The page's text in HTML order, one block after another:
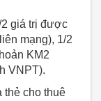
2 giá trị được
mạng), 1/2
KM2
VNPT).
thẻ cho thuê